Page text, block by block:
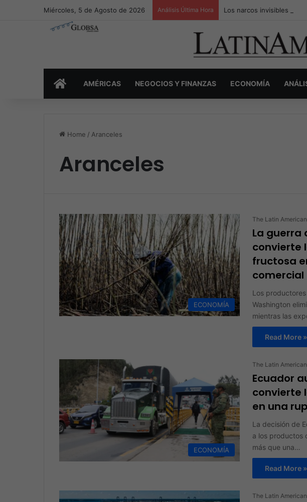
Miércoles, 5 de Agosto de 2026 Análisis Última Hora Los narcos invisibles de
INICIOAMÉRICAS NEGOCIOS Y FINANZAS ECONOMÍA
Home / Aranceles
Aranceles
ECONOMÍA
The Latin
La guerra
convierte
fructosa
comercial
Los
Washington
mientras las
Read More »
ECONOMÍA
The Latin
Ecuador
convierte
en una
La decisión de
a los productos
más que una…
Read More »
The Latin